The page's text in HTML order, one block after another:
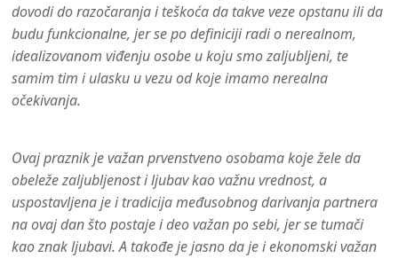
dovodi do razočaranja i teškoća da takve veze opstanu ili da
budu funkcionalne, jer se po definiciji radi o nerealnom,
idealizovanom viđenju osobe u koju smo zaljubljeni, te
samim tim i ulasku u vezu od koje imamo nerealna
očekivanja.
Ovaj praznik je važan prvenstveno osobama koje žele da
obeleže zaljubljenost i ljubav kao važnu vrednost, a
uspostavljena je i tradicija međusobnog darivanja partnera
na ovaj dan što postaje i deo važan po sebi, jer se tumači
kao znak ljubavi. A takođe je jasno da je i ekonomski važan